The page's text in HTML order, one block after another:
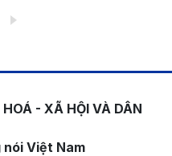
thời
- XÃ HỘI VÀ DÂN
Việt Nam